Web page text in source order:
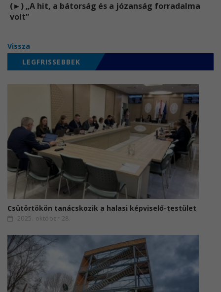
(►) „A hit, a bátorság és a józanság forradalma
volt”
Vissza
LEGFRISSEBBEK
Csütörtökön tanácskozik a halasi képviselő-testület
2025. október 28.